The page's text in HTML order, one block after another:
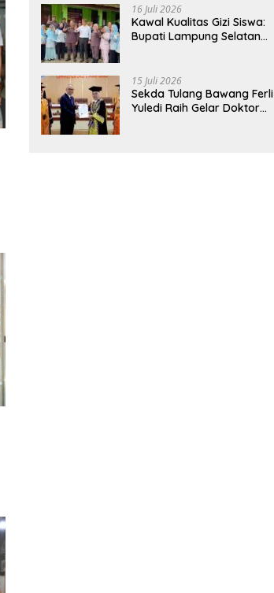
Hadirkan Sekolah Nasional
Terintegrasi Pertama di
Lampung
16 Juli 2026
Kawal Kualitas Gizi Siswa:
Bupati Lampung Selatan
Bergizi Gratis di Natar
15 Juli 2026
Sekda Tulang Bawang Ferli
Yuledi Raih Gelar Doktor